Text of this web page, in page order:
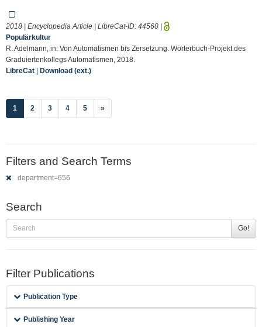
2018 | Encyclopedia Article | LibreCat-ID: 44560 |
Populärkultur
R. Adelmann, in: Von Automatismen bis Zersetzung. Wörterbuch-Projekt des
Graduiertenkollegs Automatismen, 2018.
LibreCat | Download (ext.)
1 (current)
2 3 4 5 »
Filters and Search Terms
department=656
Search
Go!
Filter Publications
Publication Type
Publishing Year